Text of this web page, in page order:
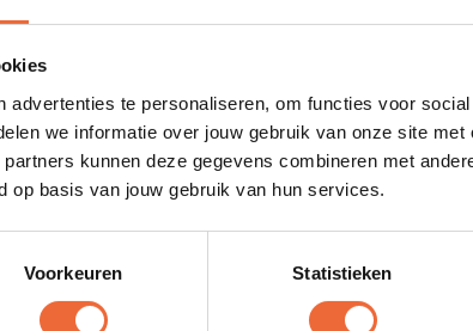
advertenties te personaliseren, om functies voor
we informatie over jouw gebruik van onze site
kunnen deze gegevens combineren met
op basis van jouw gebruik van hun services.
Voorkeuren Statistieken
LIEKE OKTOBER 23, 2025